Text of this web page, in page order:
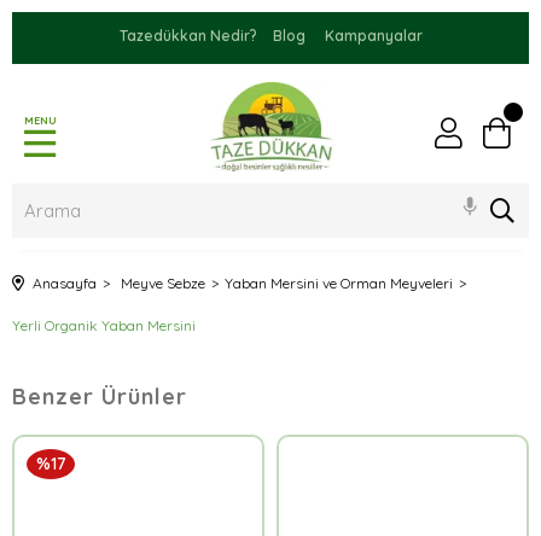
Tazedükkan Nedir? Blog Kampanyalar
MENU
Anasayfa Meyve Sebze Yaban Mersini ve Orman Meyveleri
Yerli Organik Yaban Mersini
Benzer Ürünler
%17